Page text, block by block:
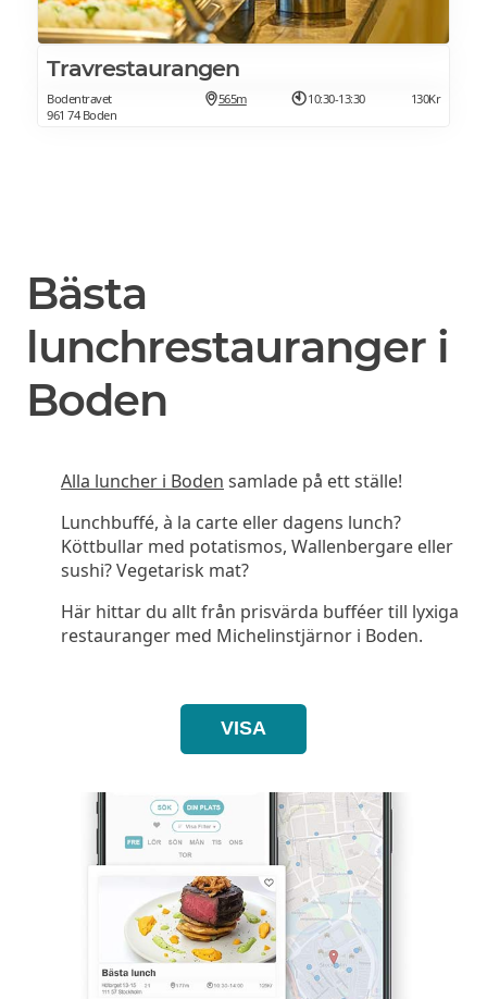
Travrestaurangen
Bodentravet
961 74 Boden
565m 10:30-13:30 130Kr
Bästa
lunchrestauranger i
Boden
Alla luncher i Boden samlade på ett ställe!
Lunchbuffé, à la carte eller dagens lunch?
Köttbullar med potatismos, Wallenbergare eller
sushi? Vegetarisk mat?
Här hittar du allt från prisvärda bufféer till lyxiga
restauranger med Michelinstjärnor i Boden.
VISA